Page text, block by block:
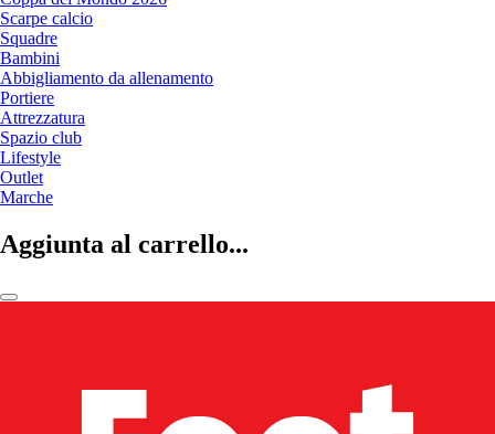
Scarpe calcio
Squadre
Bambini
Abbigliamento da allenamento
Portiere
Attrezzatura
Spazio club
Lifestyle
Outlet
Marche
Aggiunta al carrello...